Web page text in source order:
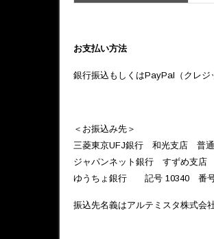
お支払い方法
銀行振込もしくはPayPal（クレジ
＜お振込み先＞
三菱東京UFJ銀行 和光支店 普
ジャパンネット銀行 すずめ支
ゆうちょ銀行 記号 10340 番号
振込先名義はアルテミスタ株式会